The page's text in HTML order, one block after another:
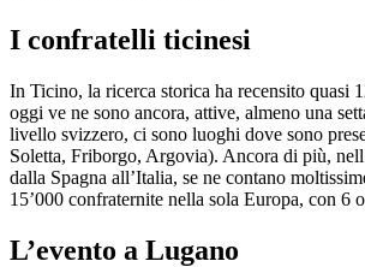
I confratelli ticinesi
In Ticino, la ricerca storica ha recensito quasi
oggi ve ne sono ancora, attive, almeno una
livello svizzero, ci sono luoghi dove sono
Soletta, Friborgo, Argovia). Ancora di più,
dalla Spagna all’Italia, se ne contano
15’000 confraternite nella sola Europa, con 6
L’evento a Lugano